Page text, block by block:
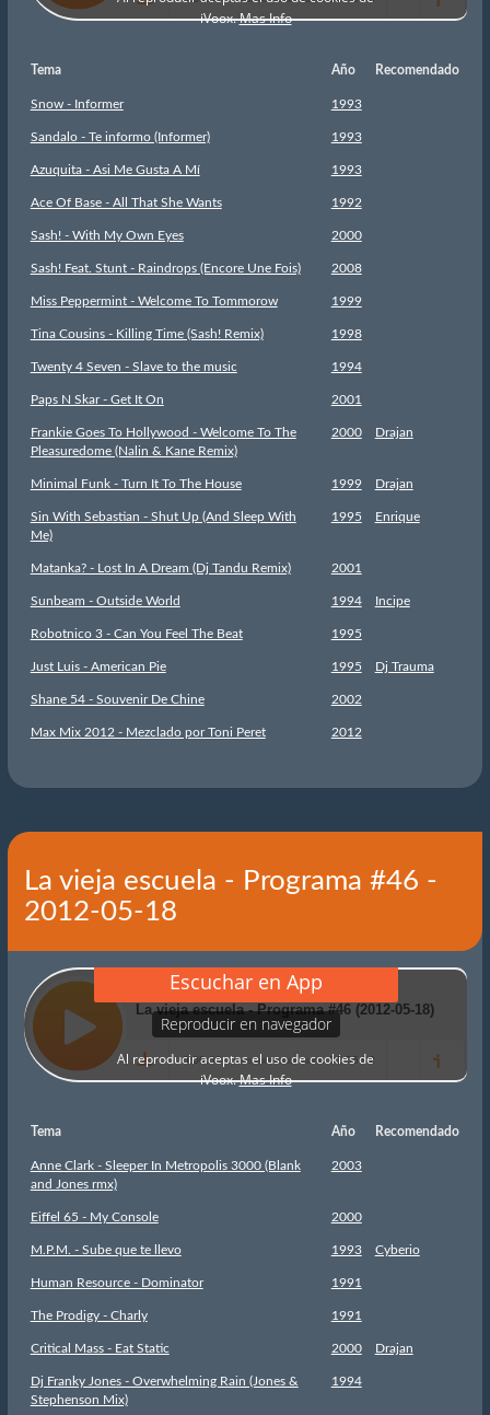
Tema Año Recomendado
Snow - Informer 1993
Sandalo - Te informo (Informer) 1993
Azuquita - Asi Me Gusta A Mí 1993
Ace Of Base - All That She Wants 1992
Sash! - With My Own Eyes 2000
Sash! Feat. Stunt - Raindrops (Encore Une Fois) 2008
Miss Peppermint - Welcome To Tommorow 1999
Tina Cousins - Killing Time (Sash! Remix) 1998
Twenty 4 Seven - Slave to the music 1994
Paps N Skar - Get It On 2001
Frankie Goes To Hollywood - Welcome To The
Pleasuredome (Nalin & Kane Remix)
2000 Drajan
Minimal Funk - Turn It To The House 1999 Drajan
Sin With Sebastian - Shut Up (And Sleep With
Me)
1995 Enrique
Matanka? - Lost In A Dream (Dj Tandu Remix) 2001
Sunbeam - Outside World 1994 Incipe
Robotnico 3 - Can You Feel The Beat 1995
Just Luis - American Pie 1995 Dj Trauma
Shane 54 - Souvenir De Chine 2002
Max Mix 2012 - Mezclado por Toni Peret 2012
La vieja escuela - Programa #46 -
2012-05-18
Tema Año Recomendado
Anne Clark - Sleeper In Metropolis 3000 (Blank
and Jones rmx)
2003
Eiffel 65 - My Console 2000
M.P.M. - Sube que te llevo 1993 Cyberio
Human Resource - Dominator 1991
The Prodigy - Charly 1991
Critical Mass - Eat Static 2000 Drajan
Dj Franky Jones - Overwhelming Rain (Jones &
Stephenson Mix)
1994